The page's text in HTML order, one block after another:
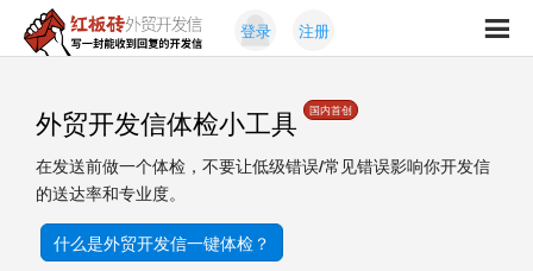
红
砖
外
贸
开
发
信
封
收
到
登录 注册
外贸开发信体检小工具 国内首创
在发送前做一个体检，不要让低级错误/常见错误影响你开发信
的送达率和专业度。
什么是外贸开发信一键体检？